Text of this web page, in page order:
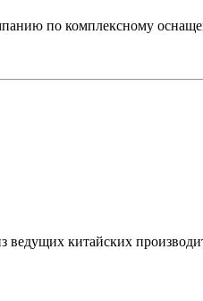
по комплексному
китайских